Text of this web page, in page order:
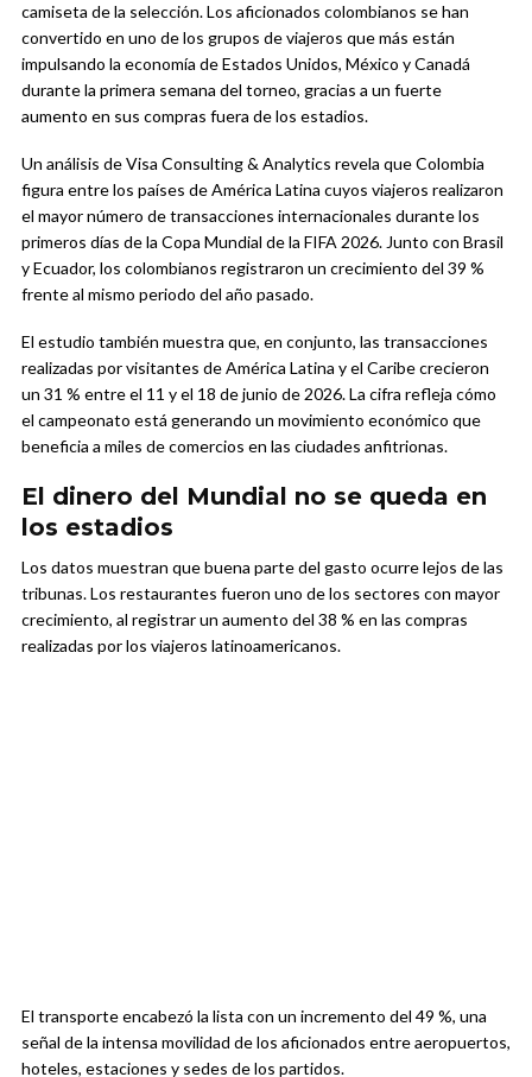
camiseta de la selección. Los aficionados colombianos se han
convertido en uno de los grupos de viajeros que más están
impulsando la economía de Estados Unidos, México y Canadá
durante la primera semana del torneo, gracias a un fuerte
aumento en sus compras fuera de los estadios.
Un análisis de Visa Consulting & Analytics revela que Colombia
figura entre los países de América Latina cuyos viajeros realizaron
el mayor número de transacciones internacionales durante los
primeros días de la Copa Mundial de la FIFA 2026. Junto con Brasil
y Ecuador, los colombianos registraron un crecimiento del 39 %
frente al mismo periodo del año pasado.
El estudio también muestra que, en conjunto, las transacciones
realizadas por visitantes de América Latina y el Caribe crecieron
un 31 % entre el 11 y el 18 de junio de 2026. La cifra refleja cómo
el campeonato está generando un movimiento económico que
beneficia a miles de comercios en las ciudades anfitrionas.
El dinero del Mundial no se queda en
los estadios
Los datos muestran que buena parte del gasto ocurre lejos de las
tribunas. Los restaurantes fueron uno de los sectores con mayor
crecimiento, al registrar un aumento del 38 % en las compras
realizadas por los viajeros latinoamericanos.
El transporte encabezó la lista con un incremento del 49 %, una
señal de la intensa movilidad de los aficionados entre aeropuertos,
hoteles, estaciones y sedes de los partidos.